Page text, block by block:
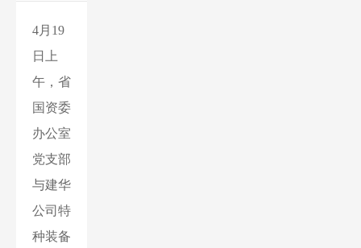
4月19
日上
午，省
国资委
办公室
党支部
与建华
公司特
种装备